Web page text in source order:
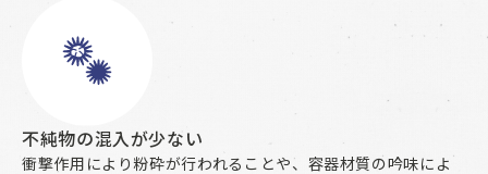
不純物の混入が少ない
衝撃作用により粉砕が行われることや、容器材質の吟味によ